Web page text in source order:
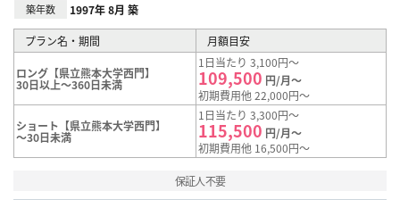
築年数 1997年 8月 築
プラン名・期間 月額目安
ロング【県立熊本大学西門】
30日以上～360日未満
1日当たり 3,100円～
109,500 円/月～
初期費用他 22,000円～
ショート【県立熊本大学西門】
～30日未満
1日当たり 3,300円～
115,500 円/月～
初期費用他 16,500円～
保証人不要